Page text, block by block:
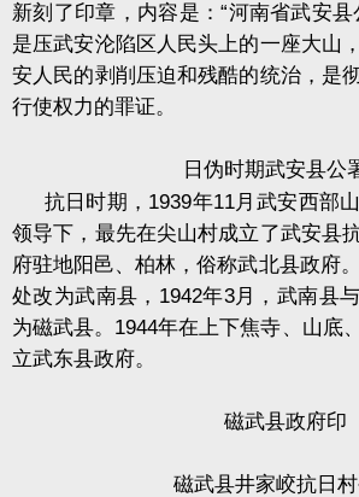
新刻了印章，内容是：“河南省武安县
是压武安沦陷区人民头上的一座大山
安人民的剥削压迫和残酷的统治，是
行使权力的罪证。
日伪时期武安县公
抗日时期， 1939年11月武安西部
领导下，最先在尖山村成立了武安县
府驻地阳邑、柏林，俗称武北县政府。
处改为武南县， 1942年3月，武南县
为磁武县。 1944年在上下焦寺、山底
立武东县政府。
磁武县政府印
磁武县井家峧抗日